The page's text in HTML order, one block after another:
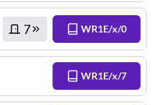
7 WR1E/x/0
WR1E/x/7